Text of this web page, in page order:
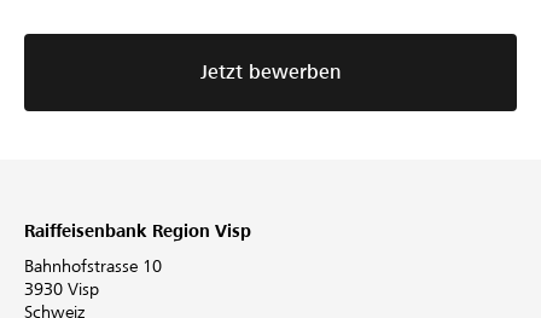
Jetzt bewerben
Raiffeisenbank Region Visp
Bahnhofstrasse 10
3930 Visp
Schweiz